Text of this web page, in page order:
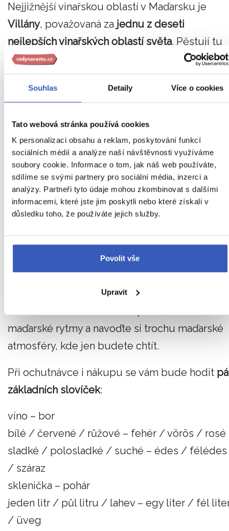
Souhlas Detaily Více o cookies
Tato webová stránka používá cookies
K personalizaci obsahu a reklam, poskytování funkcí
sociálních médií a analýze naší návštěvnosti využíváme
soubory cookie. Informace o tom, jak náš web používáte,
sdílíme se svými partnery pro sociální média, inzerci a
analýzy. Partneři tyto údaje mohou zkombinovat s dalšími
informacemi, které jste jim poskytli nebo které získali v
důsledku toho, že používáte jejich služby.
Povolit vše
Upravit
Nejjižnější vinařskou oblastí v Maďarsku je
Villány, považovaná za jednu z deseti
nejlepších vinařských oblastí světa. Pěstují tu
mimo jiné bílou odrůdu
(Lipovina)
či červenouKadarku, víno typově blízké
Rulandskému modrému. Rozhodně
sklípků s procházkou po zdejší
(Borút) z Villány do obce Siklós, jejíž
dominantou je jeden z nejzachovalejších
maďarských hradů, ve kterém se ukrýval i král
Zikmund Lucemburský.
vinohrady a ochutnejte třeba i sladkýmuškát
(muskotály), Cabernet Sauvignon, Meloru,
Chardonnay či exkluzivní ledové víno (jégbor).
Nakupte si do zásoby víno u místních vinařů
maďarské rytmy a navoďte si trochu maďarské
atmosféry, kde jen budete chtít.
Při ochutnávce i nákupu se vám bude hodit
základních slovíček:
víno – bor
bílé / červené / růžové – fehér / vörös / rosé
sladké / polosladké / suché – édes / félédes
/ száraz
sklenička – pohár
jeden litr / půl litru / lahev – egy liter / fél
/ üveg